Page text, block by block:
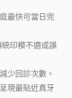
最快可當日完
印模不適或誤
少回診次數。
現最貼近真牙